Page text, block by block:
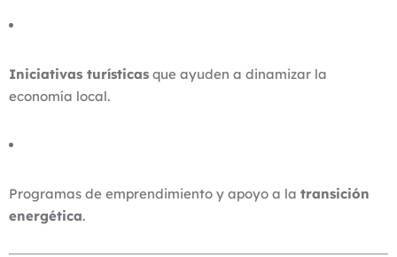
Iniciativas turísticas que ayuden a dinamizar la
economía local.
Programas de emprendimiento y apoyo a la transición
energética.